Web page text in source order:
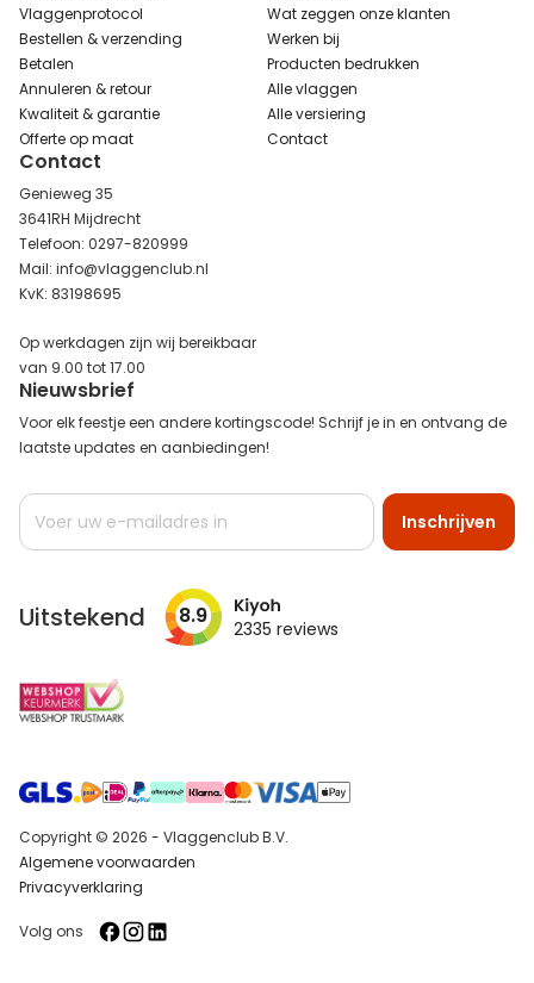
Vlaggenprotocol
Bestellen & verzending
Betalen
Annuleren & retour
Kwaliteit & garantie
Offerte op maat
Wat zeggen onze klanten
Werken bij
Producten bedrukken
Alle vlaggen
Alle versiering
Contact
Contact
Genieweg 35
3641RH Mijdrecht
Telefoon: 0297-820999
Mail: info@vlaggenclub.nl
KvK: 83198695
Op werkdagen zijn wij bereikbaar
van 9.00 tot 17.00
Nieuwsbrief
Voor elk feestje een andere kortingscode! Schrijf je in en ontvang de
laatste updates en aanbiedingen!
Abonneer
op
Inschrijven
Uitstekend 8.9 2335 reviews
Copyright © 2026 - Vlaggenclub B.V.
Algemene voorwaarden
Privacyverklaring
Volg ons